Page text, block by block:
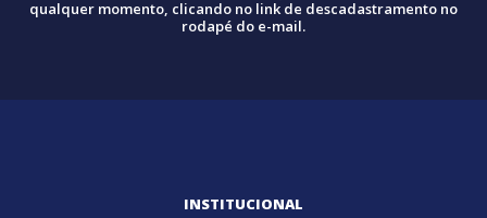
qualquer momento, clicando no link de descadastramento no
rodapé do e-mail.
INSTITUCIONAL